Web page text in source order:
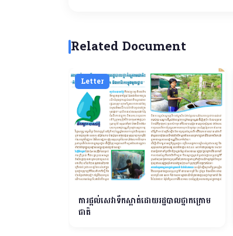
Related Document
Letter
ការផ្តល់សេវាទឹកស្អាត់ដោយរដ្ឋបាលថ្នាកក្រោម
ជាតិ